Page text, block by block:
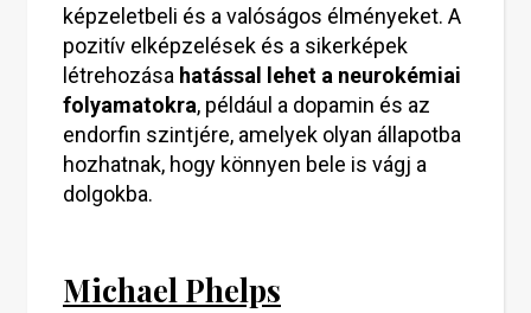
képzeletbeli és a valóságos élményeket. A
pozitív elképzelések és a sikerképek
létrehozása hatással lehet a neurokémiai
folyamatokra, például a dopamin és az
endorfin szintjére, amelyek olyan állapotba
hozhatnak, hogy könnyen bele is vágj a
dolgokba.
Michael Phelps